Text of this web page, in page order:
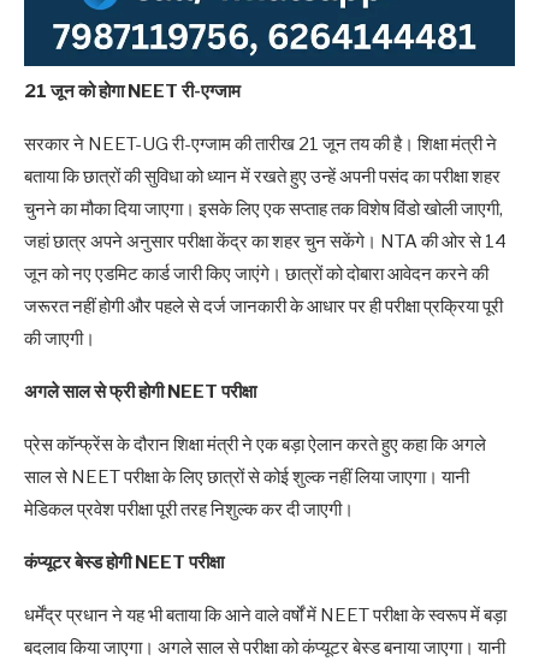
21 जून को होगा NEET री-एग्जाम
सरकार ने NEET-UG री-एग्जाम की तारीख 21 जून तय की है। शिक्षा मंत्री ने
बताया कि छात्रों की सुविधा को ध्यान में रखते हुए उन्हें अपनी पसंद का परीक्षा शहर
चुनने का मौका दिया जाएगा। इसके लिए एक सप्ताह तक विशेष विंडो खोली जाएगी,
जहां छात्र अपने अनुसार परीक्षा केंद्र का शहर चुन सकेंगे। NTA की ओर से 14
जून को नए एडमिट कार्ड जारी किए जाएंगे। छात्रों को दोबारा आवेदन करने की
जरूरत नहीं होगी और पहले से दर्ज जानकारी के आधार पर ही परीक्षा प्रक्रिया पूरी
की जाएगी।
अगले साल से फ्री होगी NEET परीक्षा
प्रेस कॉन्फ्रेंस के दौरान शिक्षा मंत्री ने एक बड़ा ऐलान करते हुए कहा कि अगले
साल से NEET परीक्षा के लिए छात्रों से कोई शुल्क नहीं लिया जाएगा। यानी
मेडिकल प्रवेश परीक्षा पूरी तरह निशुल्क कर दी जाएगी।
कंप्यूटर बेस्ड होगी NEET परीक्षा
धर्मेंद्र प्रधान ने यह भी बताया कि आने वाले वर्षों में NEET परीक्षा के स्वरूप में बड़ा
बदलाव किया जाएगा। अगले साल से परीक्षा को कंप्यूटर बेस्ड बनाया जाएगा। यानी